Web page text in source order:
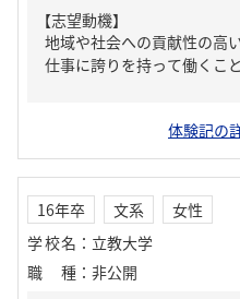
【志望動機】
地域や社会への貢献性の高
仕事に誇りを持って働くこ
体験記の
16年卒 文系
女性
学校名 ： 立教大学
職種 ： 非公開